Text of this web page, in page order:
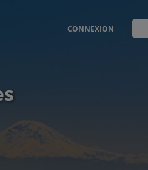
CONNEXION